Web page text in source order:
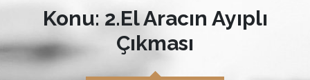
Konu: 2.El Aracın Ayıplı
Çıkması